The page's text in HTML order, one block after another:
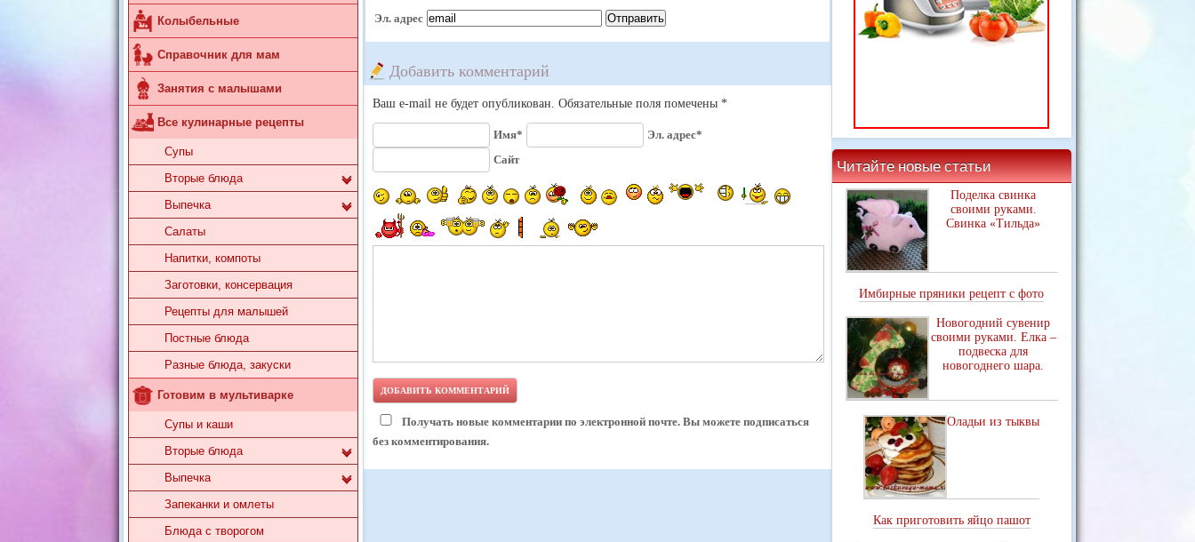
Колыбельные
Справочник для мам
Занятия с малышами
Все кулинарные рецепты
Супы
Вторые блюда
Выпечка
Салаты
Напитки, компоты
Заготовки, консервация
Рецепты для малышей
Постные блюда
Разные блюда, закуски
Готовим в мультиварке
Супы и каши
Вторые блюда
Выпечка
Запеканки и омлеты
Блюда с творогом
Читайте новые статьи
Поделка свинка
своими руками.
Свинка «Тильда»
Имбирные пряники рецепт с фото
Новогодний сувенир
своими руками. Елка –
подвеска для
новогоднего шара.
Оладьи из тыквы
Как приготовить яйцо пашот
Эл. адрес
Добавить комментарий
Ваш e-mail не будет опубликован. Обязательные поля помечены *
Имя*
Эл. адрес*
Сайт
Получать новые комментарии по электронной почте. Вы можете подписаться
без комментирования.